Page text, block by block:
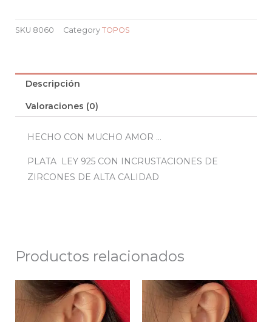
SKU 8060 Category TOPOS
Descripción
Valoraciones (0)
HECHO CON MUCHO AMOR …
PLATA LEY 925 CON INCRUSTACIONES DE
ZIRCONES DE ALTA CALIDAD
Productos relacionados